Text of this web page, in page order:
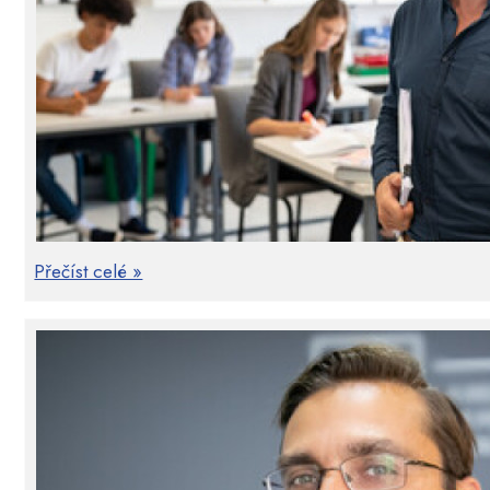
Učitel v roli sociálního manažera (2x 4
Učitel dnes nemůže konkurovat přehlcenému
může však probudit v žácích touhu po poznání
Přečíst celé »